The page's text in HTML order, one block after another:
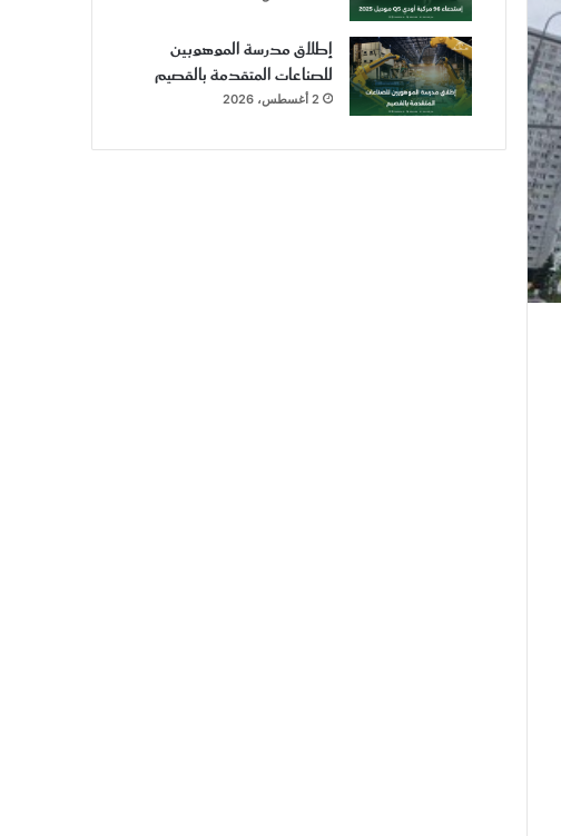
إطلاق مدرسة الموهوبين
للصناعات المتقدمة بالقصيم
2 أغسطس، 2026